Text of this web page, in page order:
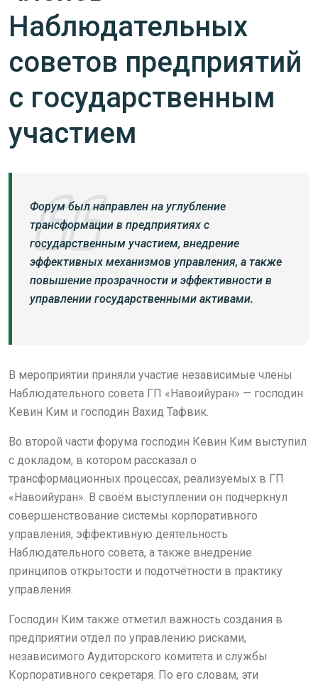
Наблюдательных
советов предприятий
с государственным
участием
Форум был направлен на углубление
трансформации в предприятиях с
государственным участием, внедрение
эффективных механизмов управления, а также
повышение прозрачности и эффективности в
управлении государственными активами.
В мероприятии приняли участие независимые члены
Наблюдательного совета ГП «Навоийуран» — господин
Кевин Ким и господин Вахид Тафвик.
Во второй части форума господин Кевин Ким выступил
с докладом, в котором рассказал о
трансформационных процессах, реализуемых в ГП
«Навоийуран». В своём выступлении он подчеркнул
совершенствование системы корпоративного
управления, эффективную деятельность
Наблюдательного совета, а также внедрение
принципов открытости и подотчётности в практику
управления.
Господин Ким также отметил важность создания в
предприятии отдел по управлению рисками,
независимого Аудиторского комитета и службы
Корпоративного секретаря. По его словам, эти